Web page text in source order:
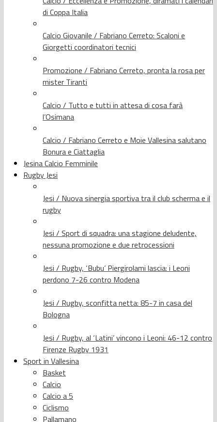
di Coppa Italia
Calcio Giovanile / Fabriano Cerreto: Scaloni e
Giorgetti coordinatori tecnici
Promozione / Fabriano Cerreto, pronta la rosa per
mister Tiranti
Calcio / Tutto e tutti in attesa di cosa farà
l’Osimana
Calcio / Fabriano Cerreto e Moie Vallesina salutano
Bonura e Ciattaglia
Jesina Calcio Femminile
Rugby Jesi
Jesi / Nuova sinergia sportiva tra il club scherma e il
rugby
Jesi / Sport di squadra: una stagione deludente,
nessuna promozione e due retrocessioni
Jesi / Rugby, ‘Bubu’ Piergirolami lascia: i Leoni
perdono 7-26 contro Modena
Jesi / Rugby, sconfitta netta: 85-7 in casa del
Bologna
Jesi / Rugby, al ‘Latini’ vincono i Leoni: 46-12 contro
Firenze Rugby 1931
Sport in Vallesina
Basket
Calcio
Calcio a 5
Ciclismo
Pallamano